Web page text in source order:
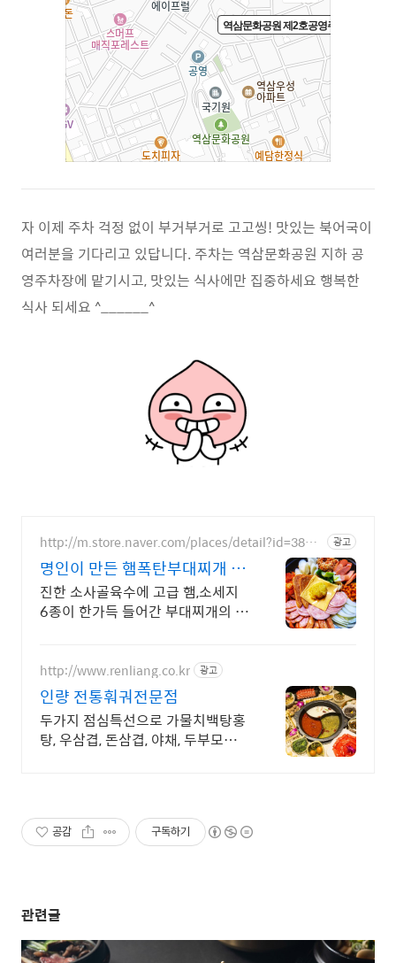
자 이제 주차 걱정 없이 부거부거로 고고씽! 맛있는 북어국이
여러분을 기다리고 있답니다. 주차는 역삼문화공원 지하 공
영주차장에 맡기시고, 맛있는 식사에만 집중하세요 행복한
식사 되세요 ^______^
http://m.store.naver.com/places/detail?id=3822
6320
광고
명인이 만든 햄폭탄부대찌개 부
대찌개의 신세계 햄이 폭발
진한 소사골육수에 고급 햄,소세지
6종이 한가득 들어간 부대찌개의 신
푸짐하게 담았습니다.
http://www.renliang.co.kr 광고
인량 전통훠궈전문점
두가지 점심특선으로 가물치백탕홍
탕, 우삼겹, 돈삼겹, 야채, 두부모듬에
공감 구독하기
관련글